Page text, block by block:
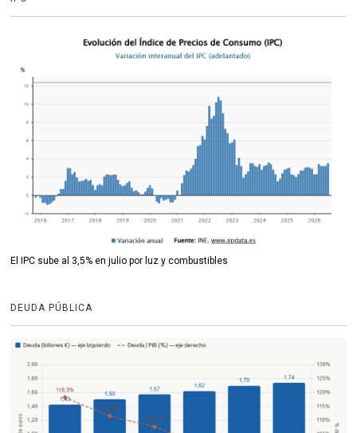
El IPC sube al 3,5% en julio por luz y combustibles
DEUDA PÚBLICA